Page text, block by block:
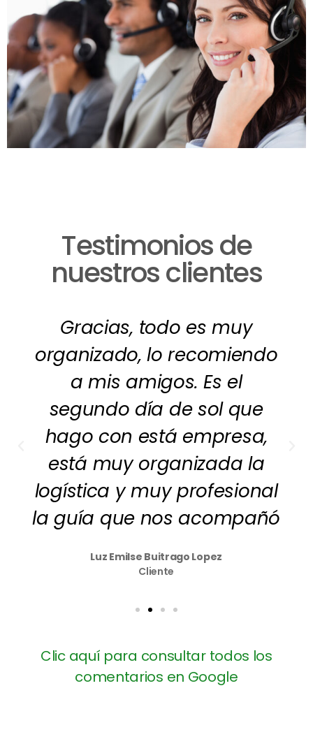
Testimonios de
nuestros clientes
Gracias, todo es muy
organizado, lo recomiendo
a mis amigos. Es el
segundo día de sol que
hago con está empresa,
está muy organizada la
logística y muy profesional
la guía que nos acompañó
Luz Emilse Buitrago Lopez
Cliente
Clic aquí para consultar todos los
comentarios en Google